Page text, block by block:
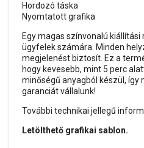
Hordozó táska
Nyomtatott grafika
Egy magas színvonalú
ügyfelek számára. Minden
megjelenést biztosít. Ez a
hogy kevesebb, mint 5 perc
minőségű anyagból készül, így
garanciát vállalunk!
További technikai jellegű
Letölthető grafikai sablon.